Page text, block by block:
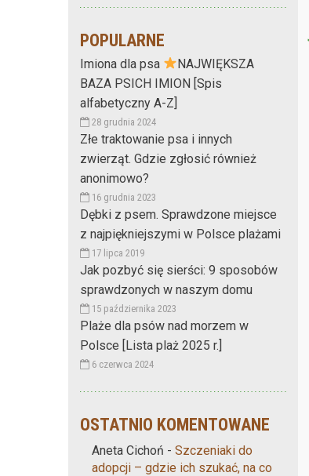
POPULARNE
Imiona dla psa
NAJWIĘKSZA
BAZA PSICH IMION [Spis
alfabetyczny A-Z]
28 grudnia 2024
Złe traktowanie psa i innych
zwierząt. Gdzie zgłosić również
anonimowo?
16 grudnia 2023
Dębki z psem. Sprawdzone miejsce
z najpiękniejszymi w Polsce plażami
17 lipca 2019
Jak pozbyć się sierści: 9 sposobów
sprawdzonych w naszym domu
15 października 2023
Plaże dla psów nad morzem w
Polsce [Lista plaż 2025 r.]
6 czerwca 2024
OSTATNIO KOMENTOWANE
Aneta Cichoń - Szczeniaki do
adopcji – gdzie ich szukać, na co